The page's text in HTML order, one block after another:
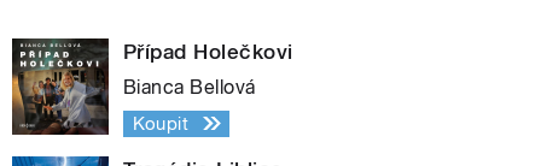
Případ Holečkovi
Bianca Bellová
Koupit